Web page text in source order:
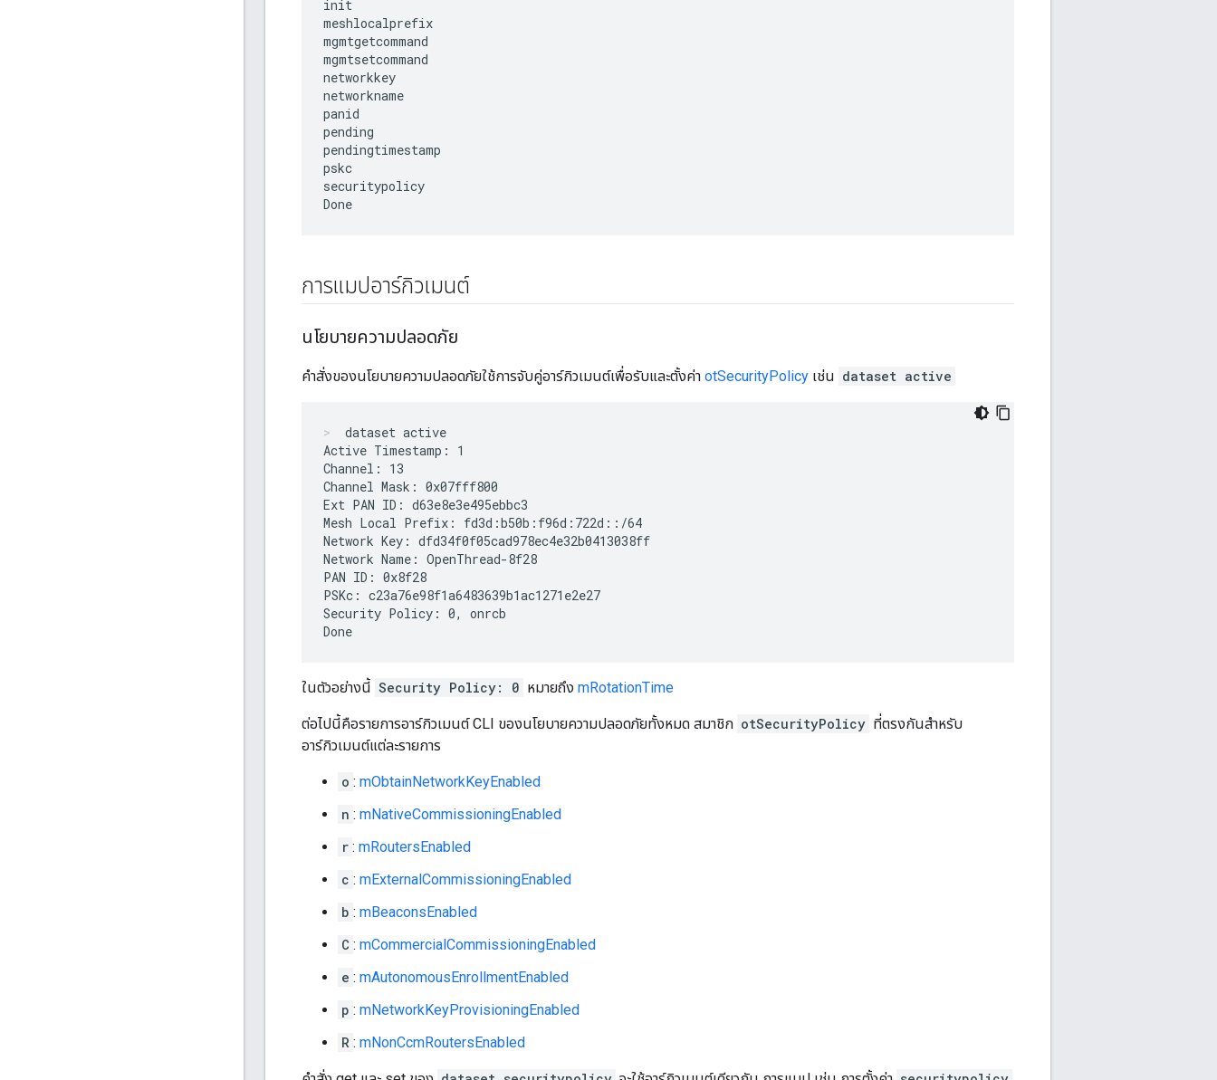
init
meshlocalprefix
mgmtgetcommand
mgmtsetcommand
networkkey
networkname
panid
pending
pendingtimestamp
pskc
securitypolicy
การแมปอาร์กิวเมนต์
นโยบายความปลอดภัย
คำสั่งของนโยบายความปลอดภัยใช้การจับคู่อาร์กิวเมนต์เพื่อรับและตั้งค่า otSecurityPolicy เช่น dataset active
dataset active
Active Timestamp: 1
Channel: 13
Channel Mask: 0x07fff800
Ext PAN ID: d63e8e3e495ebbc3
Mesh Local Prefix: fd3d:b50b:f96d:722d::/64
Network Key: dfd34f0f05cad978ec4e32b0413038ff
Network Name: OpenThread-8f28
PAN ID: 0x8f28
PSKc: c23a76e98f1a6483639b1ac1271e2e27
Security Policy: 0, onrcb
ในตัวอย่างนี้ Security Policy: 0 หมายถึง mRotationTime
ต่อไปนี้คือรายการอาร์กิวเมนต์ CLI ของนโยบายความปลอดภัยทั้งหมด สมาชิก otSecurityPolicy ที่ตรงกันสำหรับ
อาร์กิวเมนต์แต่ละรายการ
o : mObtainNetworkKeyEnabled
n : mNativeCommissioningEnabled
r : mRoutersEnabled
c : mExternalCommissioningEnabled
b : mBeaconsEnabled
C : mCommercialCommissioningEnabled
e : mAutonomousEnrollmentEnabled
p : mNetworkKeyProvisioningEnabled
R : mNonCcmRoutersEnabled